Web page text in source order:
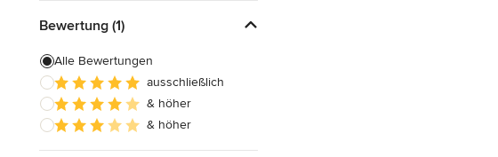
Bewertung (1)
Alle Bewertungen
ausschließlich
& höher
& höher